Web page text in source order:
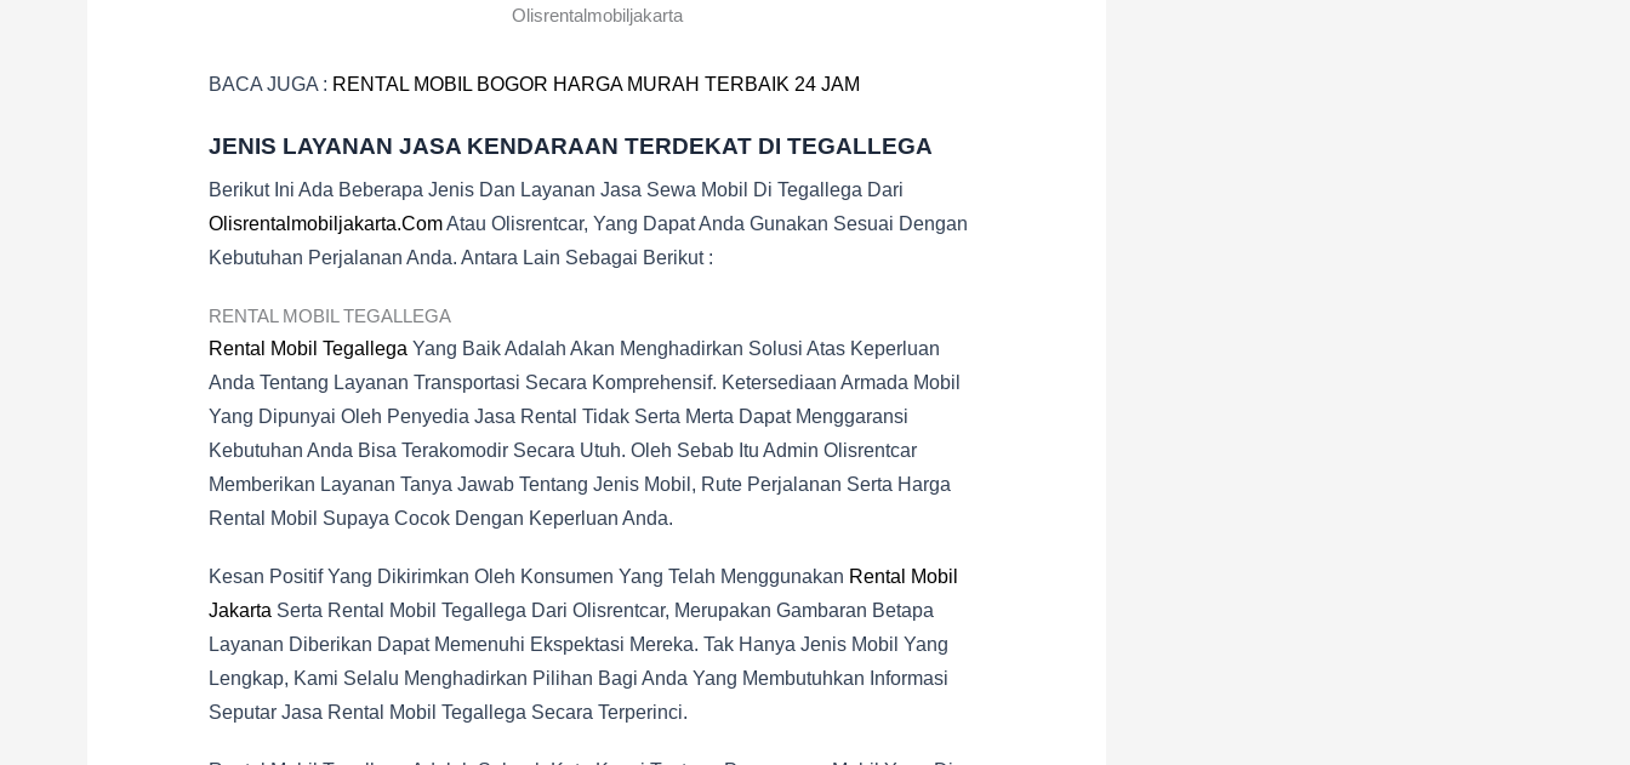
Olisrentalmobiljakarta
BACA JUGA : RENTAL MOBIL BOGOR HARGA MURAH TERBAIK 24 JAM
JENIS LAYANAN JASA KENDARAAN TERDEKAT DI TEGALLEGA
Berikut Ini Ada Beberapa Jenis Dan Layanan Jasa Sewa Mobil Di Tegallega Dari
Olisrentalmobiljakarta.comAtau Olisrentcar, Yang Dapat Anda Gunakan Sesuai Dengan
Kebutuhan Perjalanan Anda. Antara Lain Sebagai Berikut :
RENTAL MOBIL TEGALLEGA
Rental Mobil Tegallega Yang Baik Adalah Akan Menghadirkan Solusi Atas Keperluan
Anda Tentang Layanan Transportasi Secara Komprehensif. Ketersediaan Armada Mobil
Yang Dipunyai Oleh Penyedia Jasa Rental Tidak Serta Merta Dapat Menggaransi
Kebutuhan Anda Bisa Terakomodir Secara Utuh. Oleh Sebab Itu Admin Olisrentcar
Memberikan Layanan Tanya Jawab Tentang Jenis Mobil, Rute Perjalanan Serta Harga
Rental Mobil Supaya Cocok Dengan Keperluan Anda.
Kesan Positif Yang Dikirimkan Oleh Konsumen Yang Telah Menggunakan Rental Mobil
Jakarta Serta Rental Mobil Tegallega Dari Olisrentcar, Merupakan Gambaran Betapa
Layanan Diberikan Dapat Memenuhi Ekspektasi Mereka. Tak Hanya Jenis Mobil Yang
Lengkap, Kami Selalu Menghadirkan Pilihan Bagi Anda Yang Membutuhkan Informasi
Seputar Jasa Rental Mobil Tegallega Secara Terperinci.